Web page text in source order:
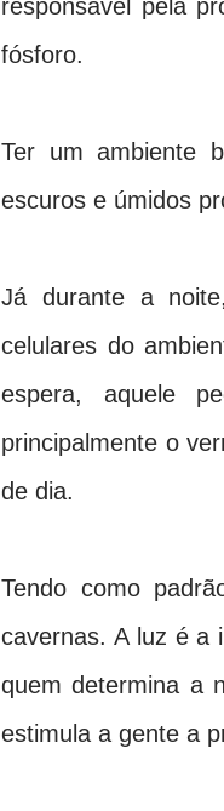
responsável pela
fósforo.
Ter um ambiente
escuros e úmidos
Já durante a
celulares do
espera, aquele
principalmente o
de dia.
Tendo como
cavernas. A luz é a
quem determina a
estimula a gente a